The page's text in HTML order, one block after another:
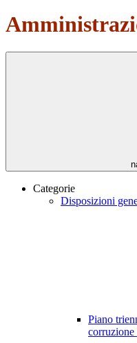
Categorie
Disposizioni
Piano
corruzione